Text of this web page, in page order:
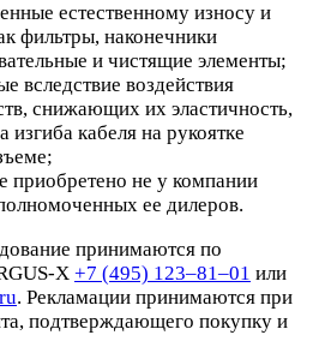
естественному износу и
фильтры, наконечники
и чистящие элементы;
вследствие воздействия
снижающих их эластичность,
изгиба кабеля на рукоятке
приобретено не у компании
ее дилеров.
принимаются по
X +7 (495) 123–81–01 или
. Рекламации принимаются при
подтверждающего покупку и